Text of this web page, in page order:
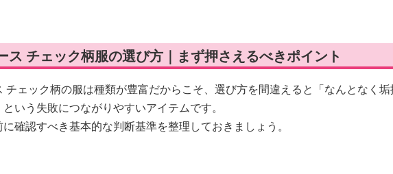
ス チェック柄服の選び方｜まず押さえるべきポイント
チェック柄の服は種類が豊富だからこそ、選び方を間違えると「なんとなく
いう失敗につながりやすいアイテムです。
に確認すべき基本的な判断基準を整理しておきましょう。